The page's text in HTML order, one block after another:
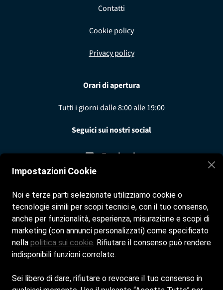
Contatti
Cookie policy
Privacy policy
Orari di apertura
Tutti i giorni dalle 8:00 alle 19:00
Seguici sui nostri social
Facebook
Contatti
info@bagno8.it
Impostazioni Cookie
Noi e terze parti selezionate utilizziamo cookie o
tecnologie simili per scopi tecnici e, con il tuo consenso,
anche per funzionalità, esperienza, misurazione e scopi di
marketing (con annunci personalizzati) come specificato
nella politica sui cookie. Rifiutare il consenso può rendere
indisponibili funzioni correlate.
Sei libero di dare, rifiutare o revocare il tuo consenso in